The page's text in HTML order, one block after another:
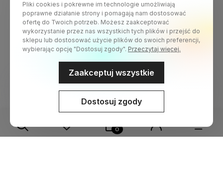
Opowiemy Cidlaczego nasze
rozwiązanie jest tak dobre,
wskażemy inne wdrożenia podobne do
Twojej branży.
O nas
Sklep internetowy Shoper.pl Szablon Shoper Modern 3.0™
Pliki cookies i pokrewne im technologie umożliwiają
poprawne działanie strony i pomagają nam dostosować
ofertę do Twoich potrzeb. Możesz zaakceptować
wykorzystanie przez nas wszystkich tych plików i przejść do
sklepu lub dostosować użycie plików do swoich preferencji,
wybierając opcję "Dostosuj zgody". Przeczytaj więcej.
Dostosuj zgody
Zaakceptuj wszystkie